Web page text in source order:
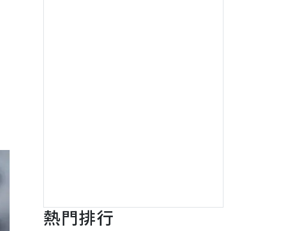
熱門排行